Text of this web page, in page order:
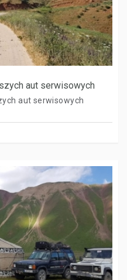
aut serwisowych
aut serwisowych